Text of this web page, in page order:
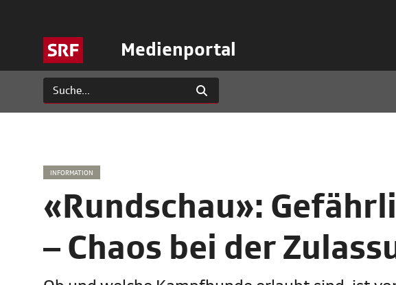
Medienportal
INFORMATION
«Rundschau»:
– Chaos bei der